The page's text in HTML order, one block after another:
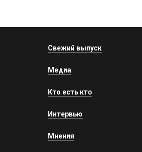
Свежий выпуск
Медиа
Кто есть кто
Интервью
Мнения